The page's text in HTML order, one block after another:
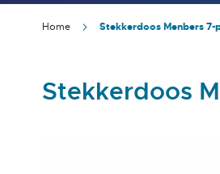
Home Stekkerdoos Menbers 7-
Stekkerdoos